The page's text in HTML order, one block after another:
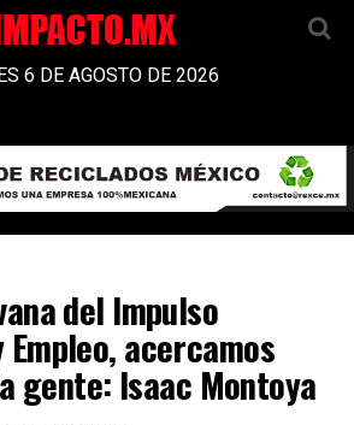
6 DE AGOSTO DE 2026
del Impulso
Empleo, acercamos
gente: Isaac Montoya